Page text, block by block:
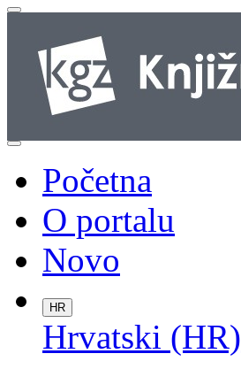
Početna
O portalu
Novo
HR
Hrvatski (HR)